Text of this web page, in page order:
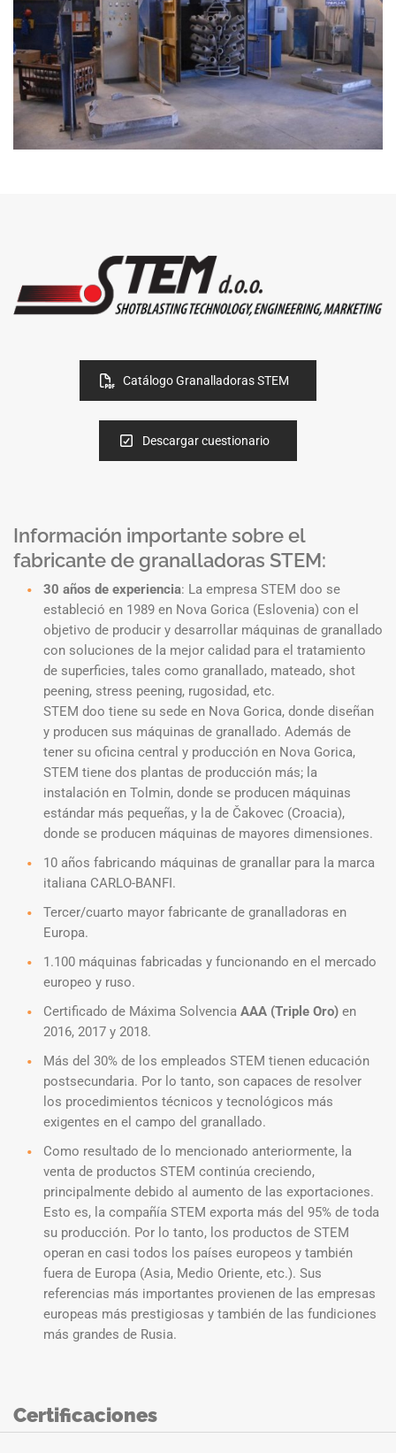
Catálogo Granalladoras STEM
Descargar cuestionario
Información importante sobre el
fabricante de granalladoras STEM:
30 años de experiencia: La empresa STEM doo se
estableció en 1989 en Nova Gorica (Eslovenia) con el
objetivo de producir y desarrollar máquinas de granallado
con soluciones de la mejor calidad para el tratamiento
de superficies, tales como granallado, mateado, shot
peening, stress peening, rugosidad, etc.
STEM doo tiene su sede en Nova Gorica, donde diseñan
y producen sus máquinas de granallado. Además de
tener su oficina central y producción en Nova Gorica,
STEM tiene dos plantas de producción más; la
instalación en Tolmin, donde se producen máquinas
estándar más pequeñas, y la de Čakovec (Croacia),
donde se producen máquinas de mayores dimensiones.
10 años fabricando máquinas de granallar para la marca
italiana CARLO-BANFI.
Tercer/cuarto mayor fabricante de granalladoras en
Europa.
1.100 máquinas fabricadas y funcionando en el mercado
europeo y ruso.
Certificado de Máxima Solvencia AAA (Triple Oro)en
2016, 2017 y 2018.
Más del 30% de los empleados STEM tienen educación
postsecundaria. Por lo tanto, son capaces de resolver
los procedimientos técnicos y tecnológicos más
exigentes en el campo del granallado.
Como resultado de lo mencionado anteriormente, la
venta de productos STEM continúa creciendo,
principalmente debido al aumento de las exportaciones.
Esto es, la compañía STEM exporta más del 95% de toda
su producción. Por lo tanto, los productos de STEM
operan en casi todos los países europeos y también
fuera de Europa (Asia, Medio Oriente, etc.). Sus
referencias más importantes provienen de las empresas
europeas más prestigiosas y también de las fundiciones
más grandes de Rusia.
Certificaciones